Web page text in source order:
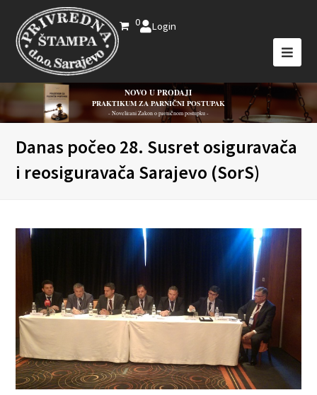
0 Login
NOVO U PRODAJI
PRAKTIKUM ZA PARNIČNI POSTUPAK
- Novelirani Zakon o parničnom postupku -
Danas počeo 28. Susret osiguravača
i reosiguravača Sarajevo (SorS)